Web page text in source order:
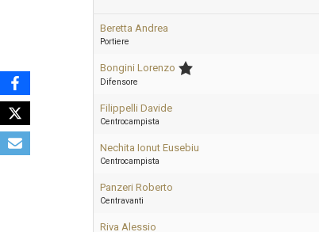
Beretta Andrea
Portiere
Bongini Lorenzo
Difensore
Filippelli Davide
Centrocampista
Nechita Ionut Eusebiu
Centrocampista
Panzeri Roberto
Centravanti
Riva Alessio